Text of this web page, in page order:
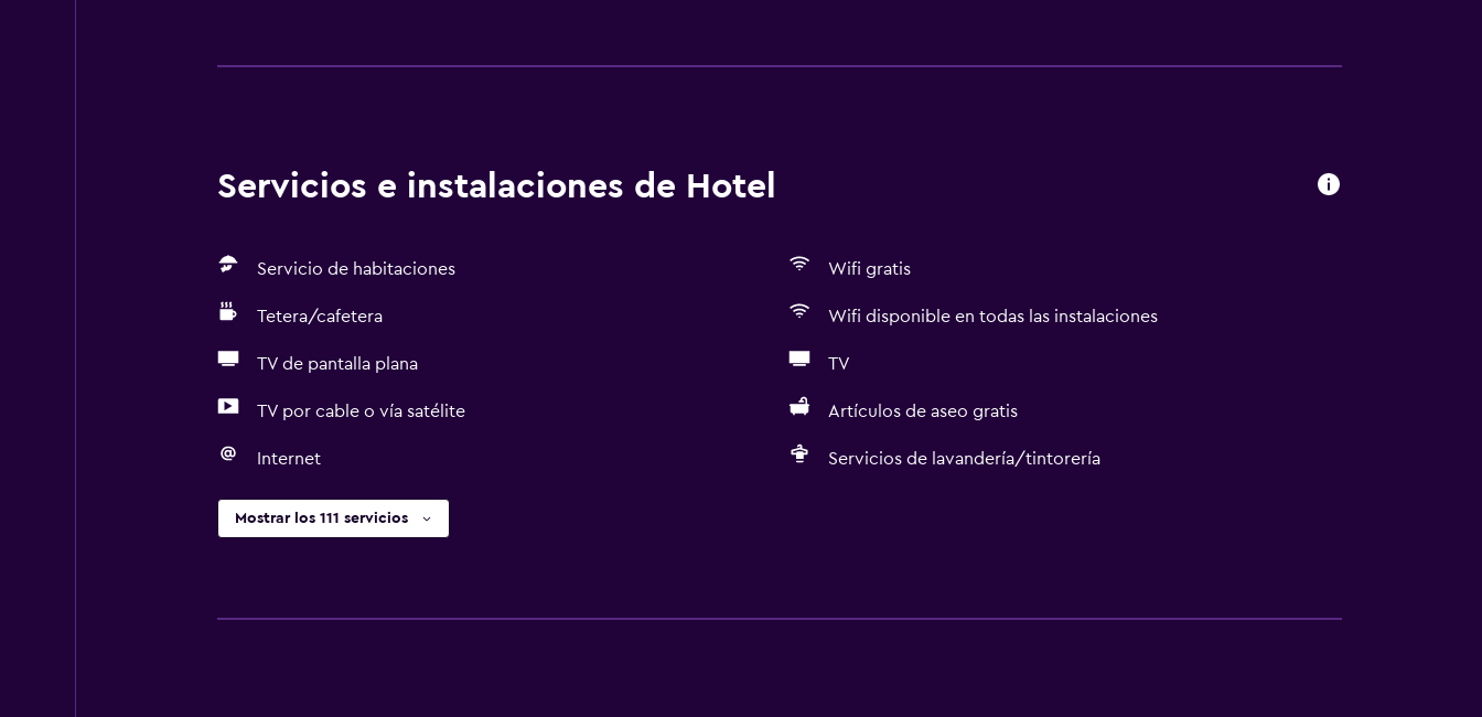
Servicios e instalaciones de Hotel
Servicio de habitaciones Wifi gratis
Tetera/cafetera Wifi disponible en todas las instalaciones
TV de pantalla plana TV
TV por cable o vía satélite Artículos de aseo gratis
Internet Servicios de lavandería/tintorería
Mostrar los 111 servicios